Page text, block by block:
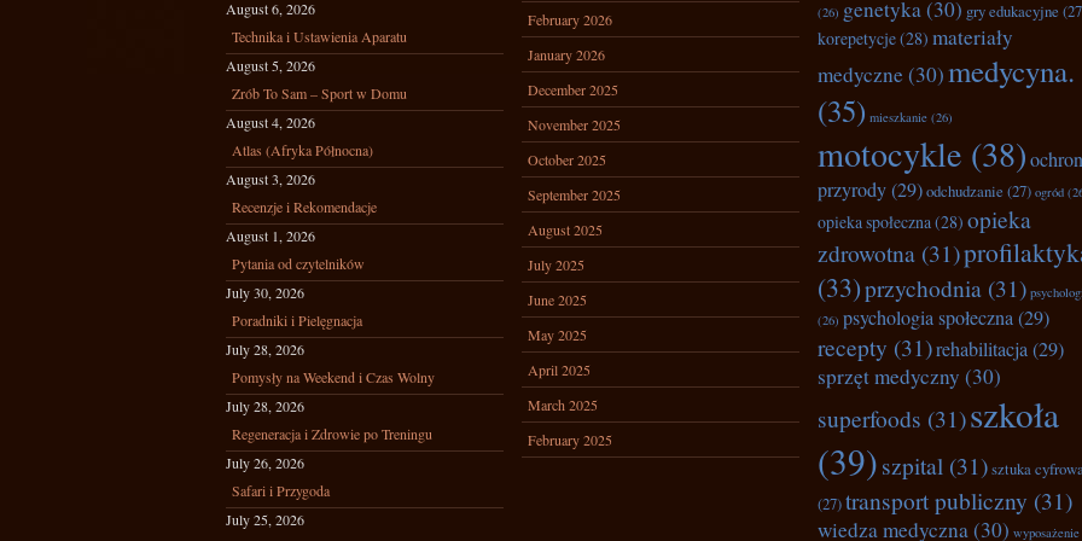
August 6, 2026
Technika i Ustawienia Aparatu
August 5, 2026
Zrób To Sam – Sport w Domu
August 4, 2026
Atlas (Afryka Północna)
August 3, 2026
Recenzje i Rekomendacje
August 1, 2026
Pytania od czytelników
July 30, 2026
Poradniki i Pielęgnacja
July 28, 2026
Pomysły na Weekend i Czas Wolny
July 28, 2026
Regeneracja i Zdrowie po Treningu
July 26, 2026
Safari i Przygoda
July 25, 2026
February 2026
January 2026
December 2025
November 2025
October 2025
September 2025
August 2025
July 2025
June 2025
May 2025
April 2025
March 2025
February 2025
(26) genetyka(30) gry edukacyjne
korepetycje(28) materiały
medyczne (30)medycyna.
(35) mieszkanie (26)
motocykle (38)
przyrody(29)odchudzanie (27) ogród
opieka społeczna(28) opieka
zdrowotna (31)
(33)przychodnia (31)
(26) psychologia społeczna(29)
recepty (31)rehabilitacja(29)
sprzęt medyczny (30)
superfoods (31)szkoła
(39)szpital (31)sztuka
(27)transport publiczny (31)
wiedza medyczna(30) wyposażenie